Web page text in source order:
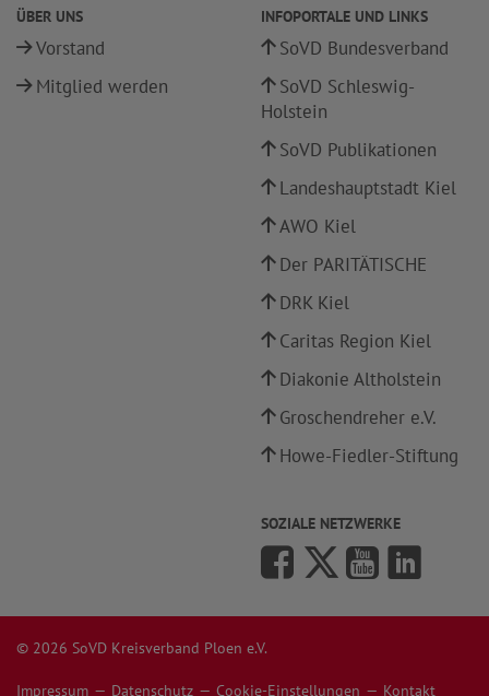
ÜBER UNS
Vorstand
Mitglied werden
INFOPORTALE UND LINKS
SoVD Bundesverband
SoVD Schleswig-
Holstein
SoVD Publikationen
Landeshauptstadt Kiel
AWO Kiel
Der PARITÄTISCHE
DRK Kiel
Caritas Region Kiel
Diakonie Altholstein
Groschendreher e.V.
Howe-Fiedler-Stiftung
SOZIALE NETZWERKE
© 2026 SoVD Kreisverband Ploen e.V.
Impressum Datenschutz Cookie-Einstellungen Kontakt